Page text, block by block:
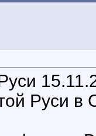
Руси в